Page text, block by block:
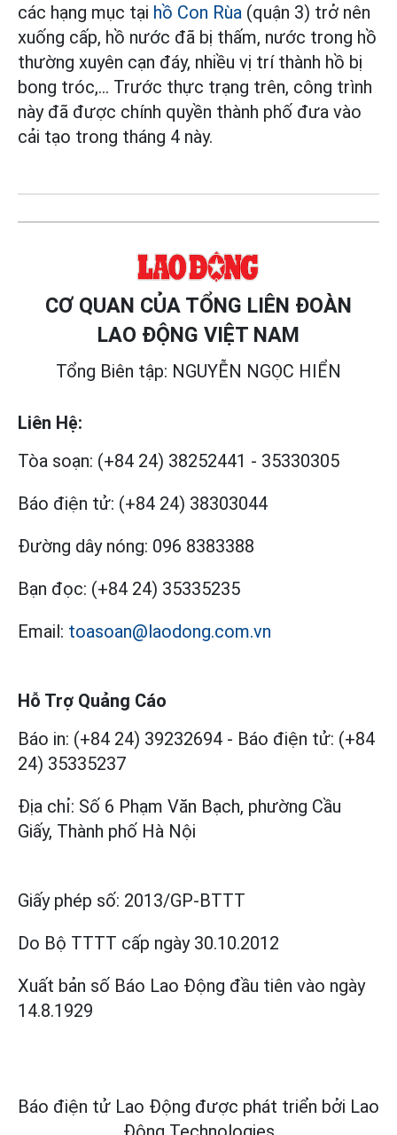
các hạng mục tại hồ Con Rùa (quận 3) trở nên
xuống cấp, hồ nước đã bị thấm, nước trong hồ
thường xuyên cạn đáy, nhiều vị trí thành hồ bị
bong tróc,... Trước thực trạng trên, công trình
này đã được chính quyền thành phố đưa vào
cải tạo trong tháng 4 này.
CƠ QUAN CỦA TỔNG LIÊN ĐOÀN
LAO ĐỘNG VIỆT NAM
Tổng Biên tập: NGUYỄN NGỌC HIỂN
Liên Hệ:
Tòa soạn: (+84 24) 38252441 - 35330305
Báo điện tử: (+84 24) 38303044
Đường dây nóng: 096 8383388
Bạn đọc: (+84 24) 35335235
Email: toasoan@laodong.com.vn
Hỗ Trợ Quảng Cáo
Báo in: (+84 24) 39232694 - Báo điện tử: (+84
24) 35335237
Địa chỉ: Số 6 Phạm Văn Bạch, phường Cầu
Giấy, Thành phố Hà Nội
Giấy phép số: 2013/GP-BTTT
Do Bộ TTTT cấp ngày 30.10.2012
Xuất bản số Báo Lao Động đầu tiên vào ngày
14.8.1929
Báo điện tử Lao Động được phát triển bởi Lao